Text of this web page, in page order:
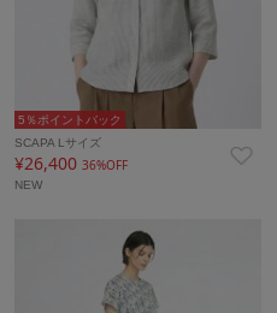
5％ポイントバック
SCAPA Lサイズ
¥26,400 36%OFF
NEW